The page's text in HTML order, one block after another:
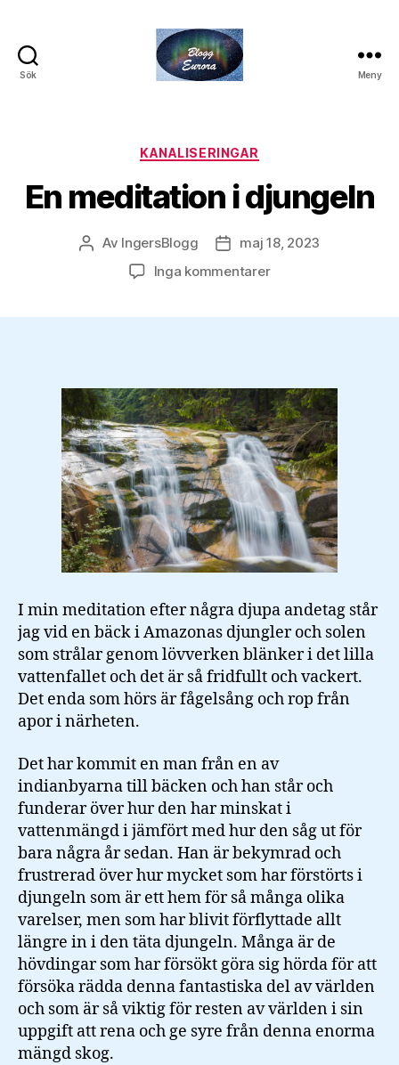
Sök Meny
Kategorier
KANALISERINGAR
En meditation i djungeln
Inläggsförfattare
Av IngersBlogg Inläggsdatum
maj 18, 2023
Inga kommentarertill
I min meditation efter några djupa andetag står
jag vid en bäck i Amazonas djungler och solen
som strålar genom lövverken blänker i det lilla
vattenfallet och det är så fridfullt och vackert.
Det enda som hörs är fågelsång och rop från
apor i närheten.
Det har kommit en man från en av
indianbyarna till bäcken och han står och
funderar över hur den har minskat i
vattenmängd i jämfört med hur den såg ut för
bara några år sedan. Han är bekymrad och
frustrerad över hur mycket som har förstörts i
djungeln som är ett hem för så många olika
varelser, men som har blivit förflyttade allt
längre in i den täta djungeln. Många är de
hövdingar som har försökt göra sig hörda för att
försöka rädda denna fantastiska del av världen
och som är så viktig för resten av världen i sin
uppgift att rena och ge syre från denna enorma
mängd skog.